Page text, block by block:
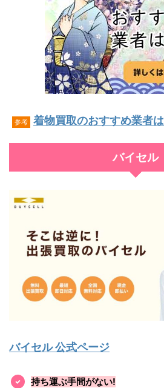
参考 着物買取のおすすめ業者
バイセル
バイセル 公式ページ
持ち運ぶ手間がない!